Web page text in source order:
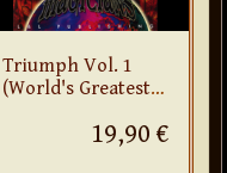
Triumph Vol. 1
(World's Greatest
19,90 €